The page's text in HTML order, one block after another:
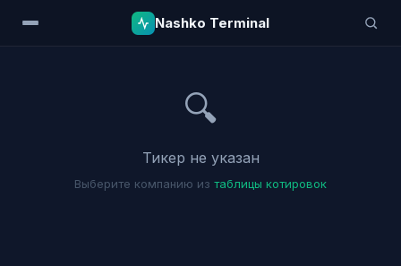
Nashko Terminal
🔍
Тикер не указан
Выберите компанию из таблицы котировок